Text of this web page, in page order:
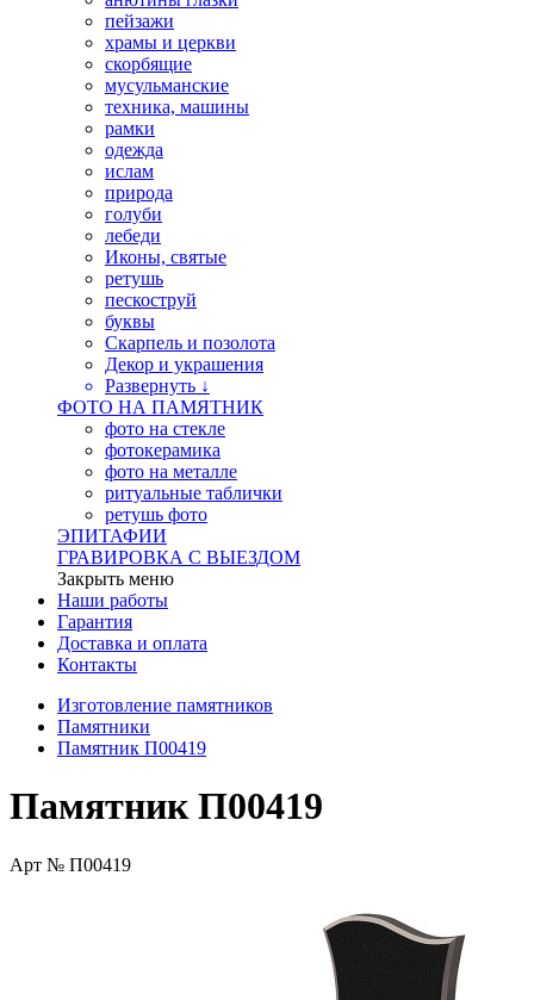
пейзажи
храмы и церкви
скорбящие
мусульманские
техника, машины
рамки
одежда
ислам
природа
голуби
лебеди
Иконы, святые
ретушь
пескоструй
буквы
Скарпель и позолота
Декор и украшения
Развернуть ↓
ФОТО НА ПАМЯТНИК
фото на стекле
фотокерамика
фото на металле
ритуальные таблички
ретушь фото
ЭПИТАФИИ
ГРАВИРОВКА С ВЫЕЗДОМ
Закрыть меню
Наши работы
Гарантия
Доставка и оплата
Контакты
Изготовление памятников
Памятники
Памятник П00419
Памятник П00419
Арт № П00419